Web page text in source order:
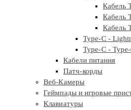
Кабель
Кабель
Кабель
Type-C -
Type-C -
Кабели питания
Патч-корды
Веб-Камеры
Геймпады и игровые
Клавиатуры